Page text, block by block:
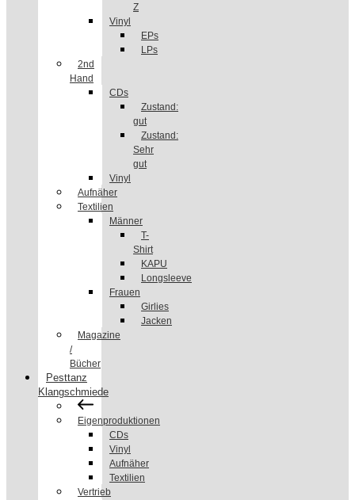
Z
Vinyl
EPs
LPs
2nd
Hand
CDs
Zustand:
gut
Zustand:
Sehr
gut
Vinyl
Aufnäher
Textilien
Männer
T-
Shirt
KAPU
Longsleeve
Frauen
Girlies
Jacken
Magazine
/
Bücher
Pesttanz
Klangschmiede
Eigenproduktionen
CDs
Vinyl
Aufnäher
Textilien
Vertrieb